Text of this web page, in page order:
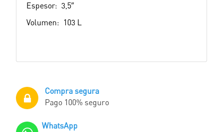
Espesor: 3,5″
Volumen: 103 L
Compra segura
Pago 100% seguro
WhatsApp